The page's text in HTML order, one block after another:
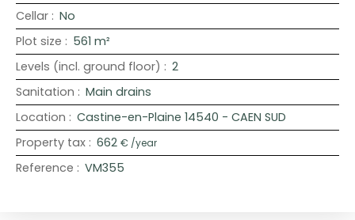
Cellar : No
Plot size : 561 m²
Levels (incl. ground floor) : 2
Sanitation : Main drains
Location : Castine-en-Plaine 14540 - CAEN SUD
Property tax : 662 € /year
Reference : VM355